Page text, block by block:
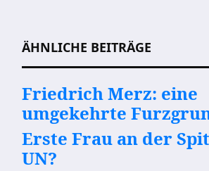
ÄHNLICHE BEITRÄGE
Friedrich Merz: eine
umgekehrte
Erste Frau an der
UN?